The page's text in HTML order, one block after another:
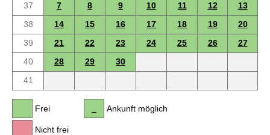
37
7 8 9 10 11 12
13
38
14 15 16 17 18 19
20
39
21 22 23 24 25 26
27
40
28 29
30
41
Frei
Nicht frei
Ankunft möglich